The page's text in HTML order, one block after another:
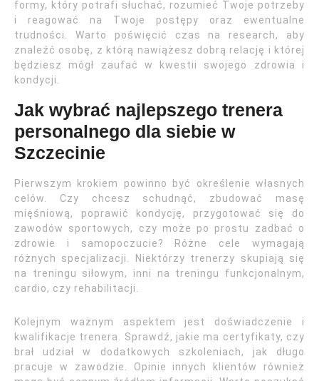
formy, który potrafi słuchać, rozumieć Twoje potrzeby
i reagować na Twoje postępy oraz ewentualne
trudności. Warto poświęcić czas na research, aby
znaleźć osobę, z którą nawiążesz dobrą relację i której
będziesz mógł zaufać w kwestii swojego zdrowia i
kondycji.
Jak wybrać najlepszego trenera
personalnego dla siebie w
Szczecinie
Pierwszym krokiem powinno być określenie własnych
celów. Czy chcesz schudnąć, zbudować masę
mięśniową, poprawić kondycję, przygotować się do
zawodów sportowych, czy może po prostu zadbać o
zdrowie i samopoczucie? Różne cele wymagają
różnych specjalizacji. Niektórzy trenerzy skupiają się
na treningu siłowym, inni na treningu funkcjonalnym,
cardio, czy rehabilitacji.
Kolejnym ważnym aspektem jest doświadczenie i
kwalifikacje trenera. Sprawdź, jakie ma certyfikaty, czy
brał udział w dodatkowych szkoleniach, jak długo
pracuje w zawodzie. Opinie innych klientów również